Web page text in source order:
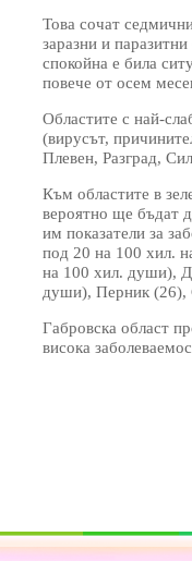
Това сочат
заразни и
спокойна е била
повече от осем
Областите с най-
(вирусът,
Плевен, Разград,
Към областите в
вероятно ще бъдат
им показатели за
под 20 на 100 хил.
на 100 хил. души),
души), Перник (26),
Габровска област
висока